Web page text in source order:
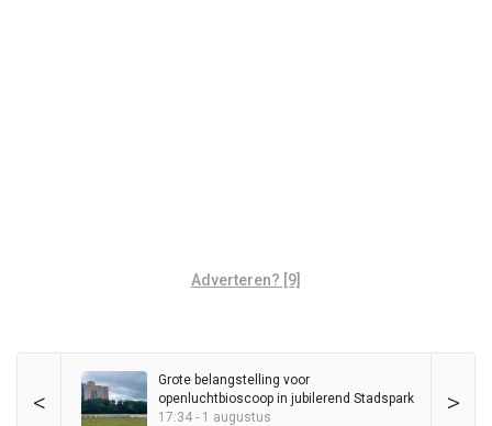
Adverteren? [9]
< >
Grote belangstelling voor
openluchtbioscoop in jubilerend Stadspark
17:34 - 1 augustus